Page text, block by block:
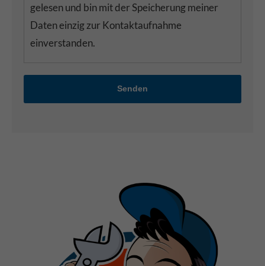
gelesen und bin mit der Speicherung meiner
Daten einzig zur Kontaktaufnahme
einverstanden.
Senden